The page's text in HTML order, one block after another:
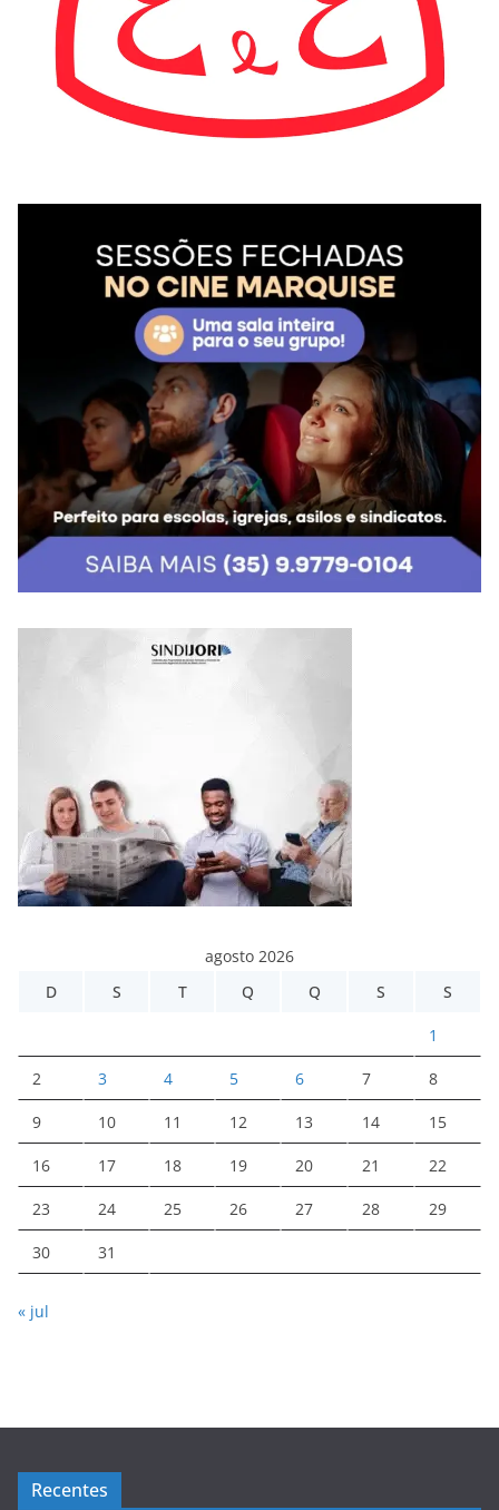
agosto 2026
D
S T Q Q S S
1
2 3 4 5 6 7 8
9 10 11 12 13 14 15
16 17 18 19 20 21 22
23 24 25 26 27 28 29
30 31
« jul
Recentes